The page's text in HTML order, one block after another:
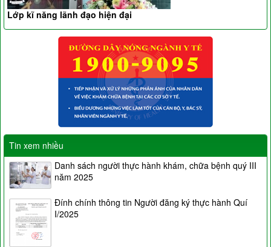
Lớp kĩ năng lãnh đạo hiện đại
Tin xem nhiều
Danh sách người thực hành khám, chữa bệnh quý III
năm 2025
Đính chính thông tin Người đăng ký thực hành Quí
I/2025